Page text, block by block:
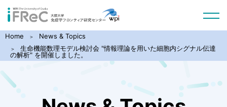
Home
News & Topics
生命機能数理モデル検討会 "情報理論を用いた細胞内シグナル伝達
の解析" を開催しました。